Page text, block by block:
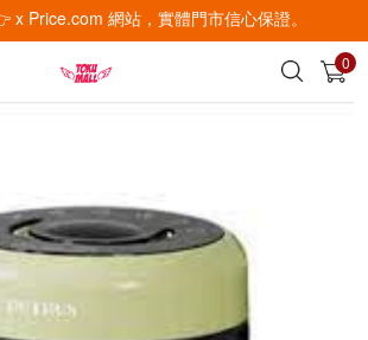
x Price.com 網站，實體門市信心保證。
0
查看